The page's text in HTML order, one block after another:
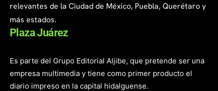
relevantes de la Ciudad de México, Puebla, Querétaro y
más estados.
Plaza Juárez
Es parte del Grupo Editorial Aljibe, que pretende ser una
empresa multimedia y tiene como primer producto el
diario impreso en la capital hidalguense.